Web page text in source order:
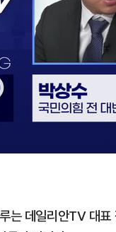
는 데일리안TV 대